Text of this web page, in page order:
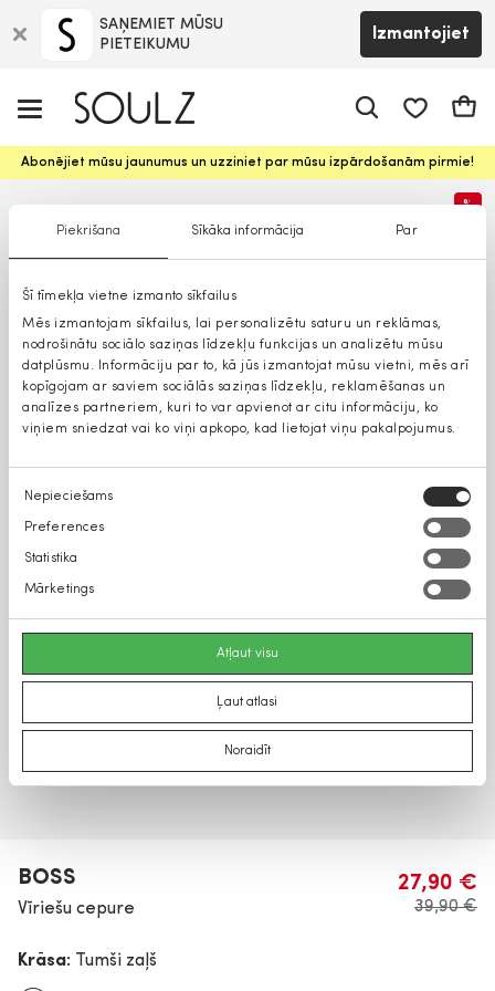
Piekrišana Sīkāka informācija Par
Šī tīmekļa vietne izmanto sīkfailus
Mēs izmantojam sīkfailus, lai personalizētu saturu un reklāmas,
nodrošinātu sociālo saziņas līdzekļu funkcijas un analizētu mūsu
datplūsmu. Informāciju par to, kā jūs izmantojat mūsu vietni, mēs arī
kopīgojam ar saviem sociālās saziņas līdzekļu, reklamēšanas un
analīzes partneriem, kuri to var apvienot ar citu informāciju, ko
viņiem sniedzat vai ko viņi apkopo, kad lietojat viņu pakalpojumus.
Piekrišanas
izvēle
Nepieciešams
Preferences
Statistika
Mārketings
Atļaut visu
Ļaut atlasi
Noraidīt
SAŅEMIET MŪSU
PIETEIKUMU
Izmantojiet
Abonējiet mūsu jaunumus un uzziniet par mūsu izpārdošanām pirmie!
%
BOSS
Vīriešu cepure
27,90 €
39,90 €
Krāsa: Tumši zaļš